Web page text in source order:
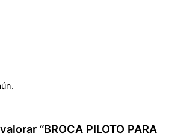
“BROCA PILOTO PARA